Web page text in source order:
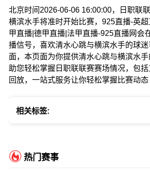
北京时间2026-06-06 16:00:00，日职联
横滨水手将准时开始比赛，925直播-英
甲直播|德甲直播|法甲直播-925直播网会
播信号，喜欢清水心跳与横滨水手的球
面，本页面为你提供清水心跳与横滨水手
助您轻松掌握日职联联赛赛场情况，包
回放，一站式服务让你轻松掌握比赛动态
相关标签:
热门赛事